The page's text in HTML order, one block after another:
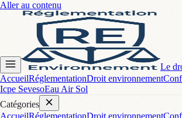
Aller au contenu
Le
AccueilRéglementationDroit environnement
Icpe SevesoEau Air Sol
Catégories
AccueilRéglementationDroit environnement